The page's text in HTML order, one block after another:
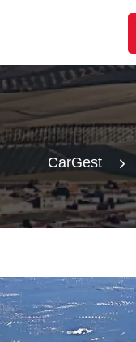
CarGest